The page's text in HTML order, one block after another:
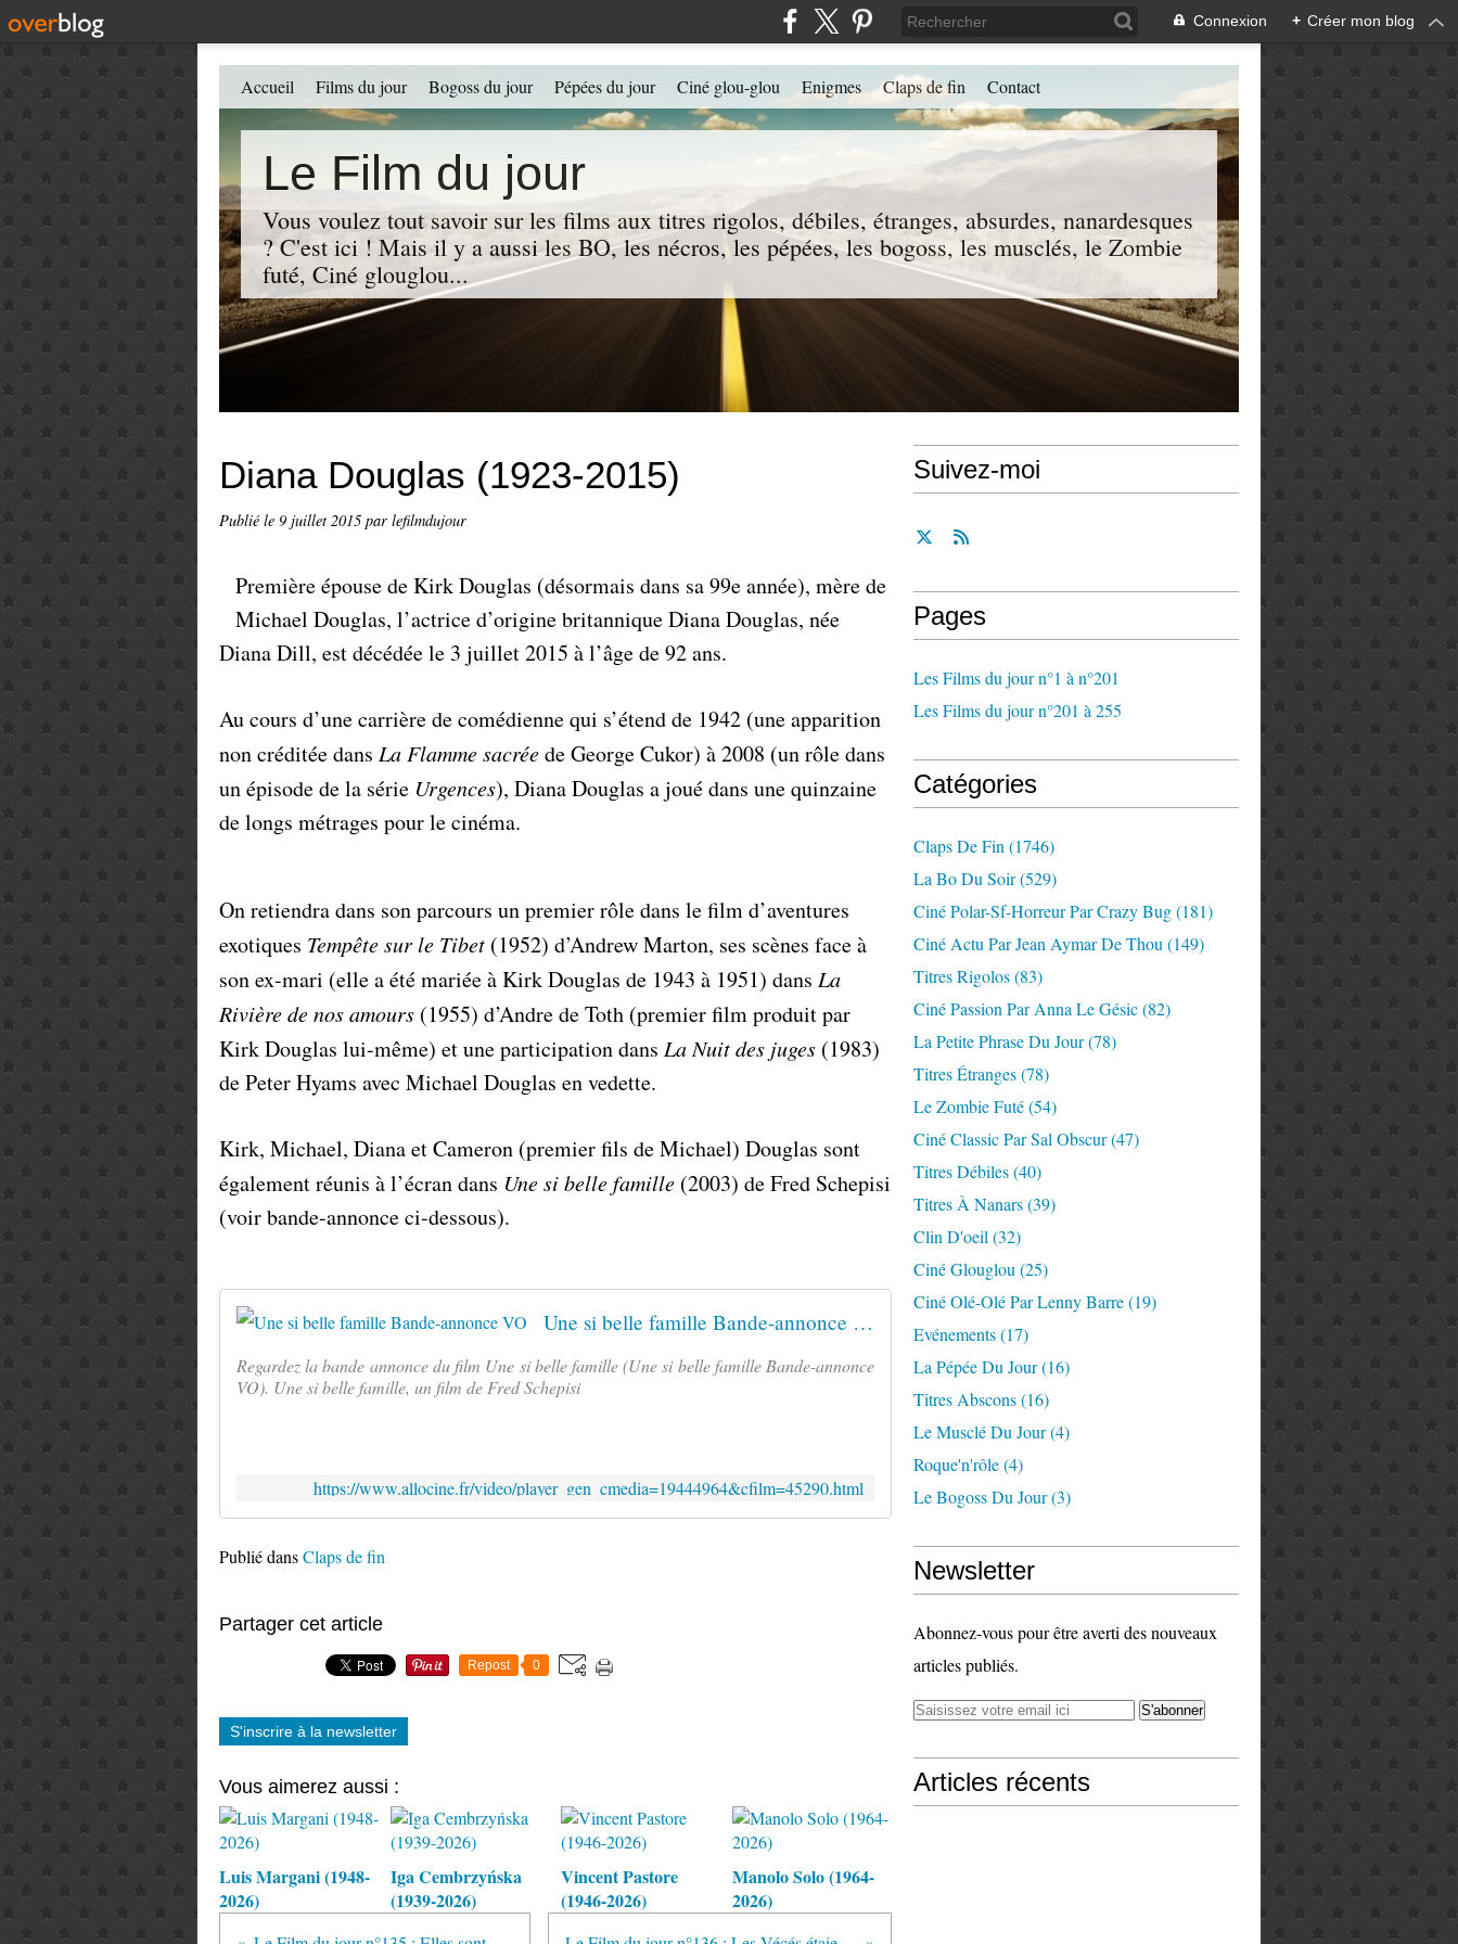
Connexion + Créer mon blog
Le Film du jour
Vous voulez tout savoir sur les films aux titres rigolos, débiles, étranges, absurdes, nanardesques
? C'est ici ! Mais il y a aussi les BO, les nécros, les pépées, les bogoss, les musclés, le Zombie
futé, Ciné glouglou...
Accueil Films du jour Bogoss du jour Pépées du jour Ciné glou-glou Enigmes Claps de fin Contact
Diana Douglas (1923-2015)
Publié le 9 juillet 2015 par lefilmdujour
Première épouse de Kirk Douglas (désormais dans sa 99e année), mère de
Michael Douglas, l’actrice d’origine britannique Diana Douglas, née
Diana Dill, est décédée le 3 juillet 2015 à l’âge de 92 ans.
Au cours d’une carrière de comédienne qui s’étend de 1942 (une apparition
non créditée dans La Flamme sacréede George Cukor) à 2008 (un rôle dans
un épisode de la série Urgences), Diana Douglas a joué dans une quinzaine
de longs métrages pour le cinéma.
On retiendra dans son parcours un premier rôle dans le film d’aventures
exotiques Tempête sur le Tibet (1952) d’Andrew Marton, ses scènes face à
son ex-mari (elle a été mariée à Kirk Douglas de 1943 à 1951) dans La
Rivière de nos amours (1955) d’Andre de Toth (premier film produit par
Kirk Douglas lui-même) et une participation dans La Nuit des juges (1983)
de Peter Hyams avec Michael Douglas en vedette.
Kirk, Michael, Diana et Cameron (premier fils de Michael) Douglas sont
également réunis à l’écran dans Une si belle famille (2003) de Fred Schepisi
(voir bande-annonce ci-dessous).
Une si belle famille Bande-annonce VO
Regardez la bande annonce du film Une si belle famille (Une si belle famille Bande-annonce
VO). Une si belle famille, un film de Fred Schepisi
https://www.allocine.fr/video/player_gen_cmedia=19444964&cfilm=45290.html
Publié dansClaps de fin
Partager cet article
Repost 0
S'inscrire à la newsletter
Vous aimerez aussi :
Luis Margani (1948-
2026)
Iga Cembrzyńska
(1939-2026)
Vincent Pastore
(1946-2026)
Manolo Solo (1964-
2026)
Suivez-moi
Pages
Les Films du jour n°1 à n°201
Les Films du jour n°201 à 255
Catégories
Claps De Fin (1746)
La Bo Du Soir(529)
Ciné Polar-Sf-Horreur Par Crazy Bug(181)
Ciné Actu Par Jean Aymar De Thou (149)
Titres Rigolos(83)
Ciné Passion Par Anna Le Gésic(82)
La Petite Phrase Du Jour(78)
Titres Étranges(78)
Le Zombie Futé(54)
Ciné Classic Par Sal Obscur(47)
Titres Débiles(40)
Titres À Nanars(39)
Clin D'oeil (32)
Ciné Glouglou (25)
Ciné Olé-Olé Par Lenny Barre(19)
Evénements(17)
La Pépée Du Jour(16)
Titres Abscons(16)
Le Musclé Du Jour(4)
Roque'n'rôle(4)
Le Bogoss Du Jour(3)
Newsletter
Abonnez-vous pour être averti des nouveaux
articles publiés.
Articles récents